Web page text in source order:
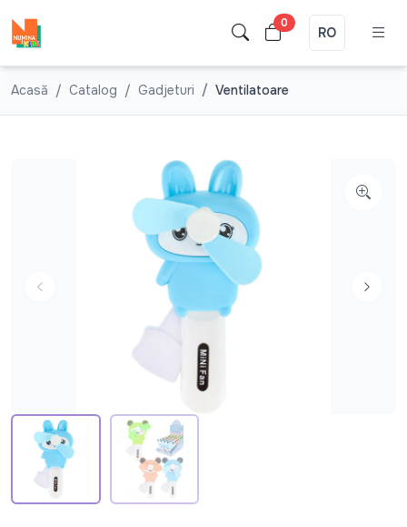
0
RO
Acasă Catalog Gadjeturi Ventilatoare